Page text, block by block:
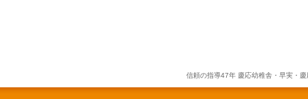
信頼の指導47年 慶応幼稚舎・早実・